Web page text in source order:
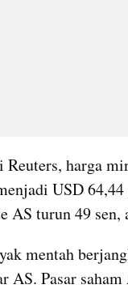
harga
USD
AS turun 49 sen,
mentah
AS. Pasar